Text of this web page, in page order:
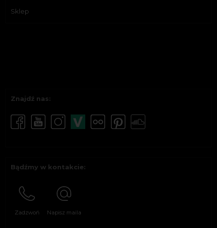
Sklep
Znajdź nas:
Bądźmy w kontakcie:
Zadzwoń Napisz maila